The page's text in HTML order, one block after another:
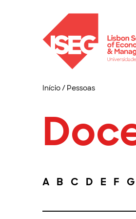
Início/ Pessoas
A B C D E F G